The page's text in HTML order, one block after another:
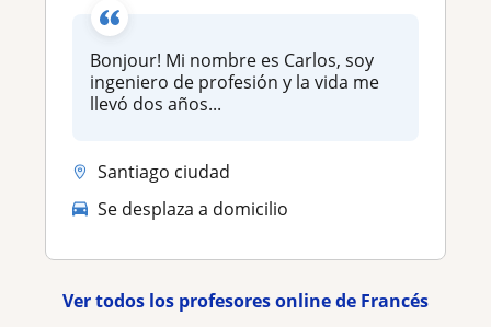
Bonjour! Mi nombre es Carlos, soy
ingeniero de profesión y la vida me
llevó dos años...
Santiago ciudad
Se desplaza a domicilio
Ver todos los profesores online de Francés